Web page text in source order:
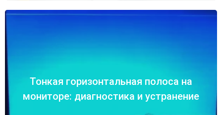
Тонкая горизонтальная полоса на
мониторе: диагностика и устранение